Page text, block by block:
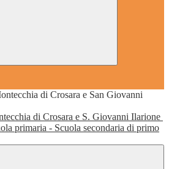
di Crosara e S. Giovanni Ilarione
primaria - Scuola secondaria di primo